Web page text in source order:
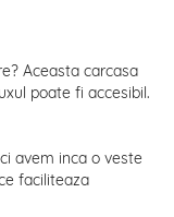
Aceasta carcasa
poate fi accesibil.
avem inca o veste
faciliteaza